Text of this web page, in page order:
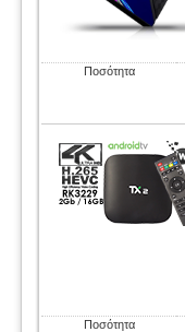
Ποσότητα
Ποσότητα